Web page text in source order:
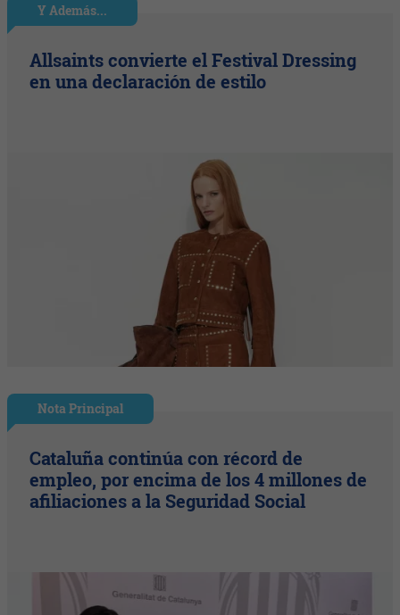
Y Además...
Allsaints convierte el Festival Dressing
en una declaración de estilo
Nota Principal
Cataluña continúa con récord de
empleo, por encima de los 4 millones de
afiliaciones a la Seguridad Social